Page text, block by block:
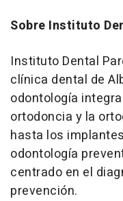
Sobre Instituto
Instituto Dental
clínica dental de
odontología
ortodoncia y la
hasta los
odontología
centrado en el
prevención.